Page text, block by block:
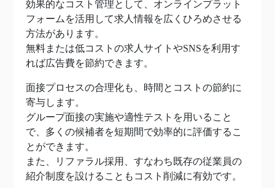
効果的なコスト管理として、オンラインプラット
フォームを活用して求人情報を広くひろめさせる
方法があります。
無料または低コストの求人サイトやSNSを利用す
れば広告費を節約できます。
面接プロセスの合理化も、時間とコストの節約に
寄与します。
グループ面接の実施や適性テストを用いること
で、多くの候補者を短期間で効率的に評価するこ
とができます。
また、リファラル採用、すなわち既存の従業員の
紹介制度を設けることもコスト削減に有効です。